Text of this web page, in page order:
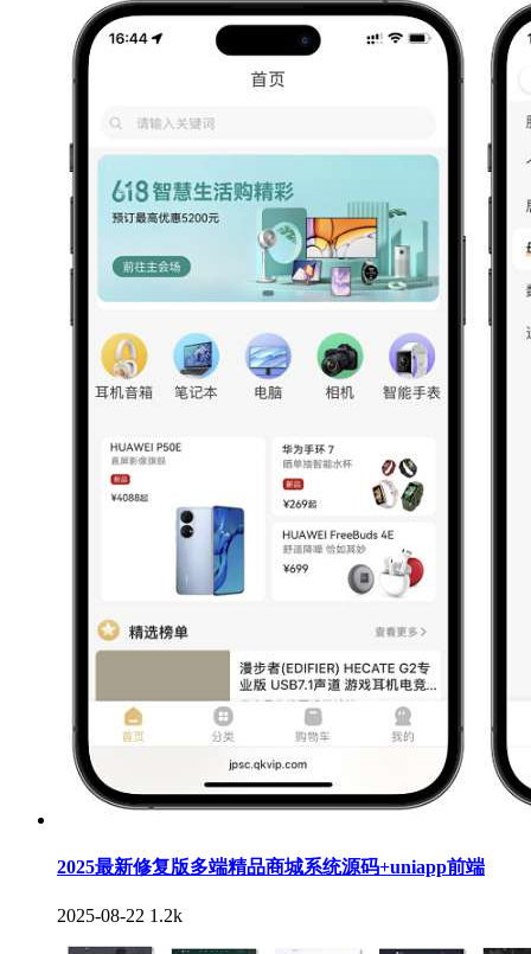
2025最新修复版多端精品商城系统源码+uniapp前端
2025-08-22 1.2k